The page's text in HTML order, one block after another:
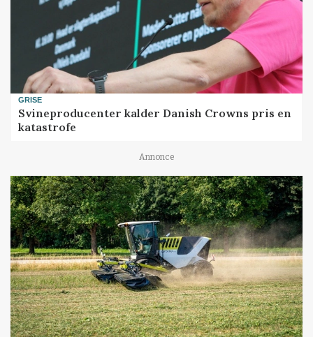
GRISE
Svineproducenter kalder Danish Crowns pris en
katastrofe
Annonce